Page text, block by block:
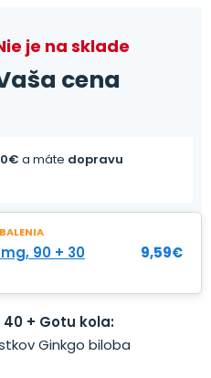
je na sklade
cena
€ a máte dopravu
90 + 30
9,59€
+ Gotu kola:
Ginkgo biloba